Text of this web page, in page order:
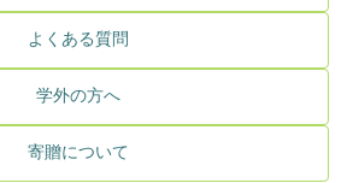
よくある質問
学外の方へ
寄贈について